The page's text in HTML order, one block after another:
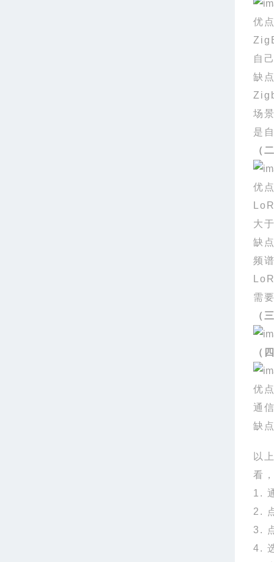
优
自
缺
场
是
（
优
大
缺
频
需
（
（
优
通
缺
以
看
1.
2.
3.
4.